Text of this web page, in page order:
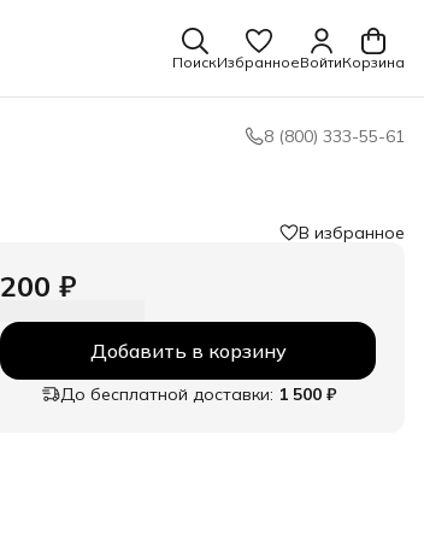
ПоискИзбранноеВойтиКорзина
8 (800) 333-55-61
В избранное
200 ₽
Добавить в корзину
До бесплатной доставки: 1 500 ₽